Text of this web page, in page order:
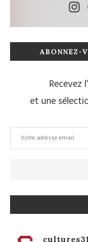
ABONNEZ-
Recevez
et une
cultures31